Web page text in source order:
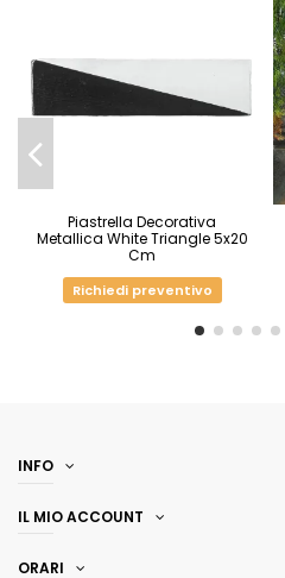
Piastrella Decorativa
Metallica White Triangle 5x20
Cm
Richiedi preventivo
INFO
IL MIO ACCOUNT
ORARI